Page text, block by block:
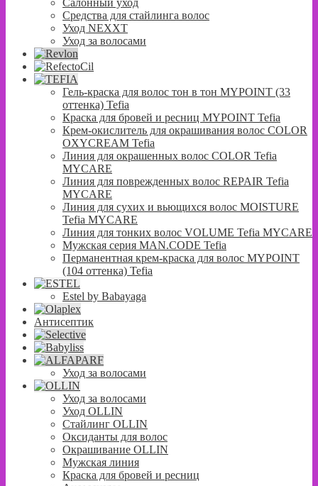
Салонный уход
Средства для стайлинга волос
Уход NEXXT
Уход за волосами
Гель-краска для волос тон в тон MYPOINT (33
оттенка) Tefia
Краска для бровей и ресниц MYPOINT Tefia
Крем-окислитель для окрашивания волос COLOR
OXYCREAM Tefia
Линия для окрашенных волос COLOR Tefia
MYCARE
Линия для поврежденных волос REPAIR Tefia
MYCARE
Линия для сухих и вьющихся волос MOISTURE
Tefia MYCARE
Линия для тонких волос VOLUME Tefia MYCARE
Мужская серия MAN.CODE Tefia
Перманентная крем-краска для волос MYPOINT
(104 оттенка) Tefia
Estel by Babayaga
Антисептик
Уход за волосами
Уход за волосами
Уход OLLIN
Стайлинг OLLIN
Оксиданты для волос
Окрашивание OLLIN
Мужская линия
Краска для бровей и ресниц